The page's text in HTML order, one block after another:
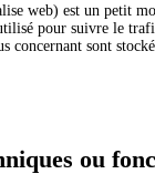
web) est un petit
pour suivre le
concernant sont
ou